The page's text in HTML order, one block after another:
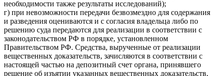
необходимости также результаты исследований);
г) при невозможности передачи безвозмездно для содержания
и разведения оцениваются и с согласия владельца либо по
решению суда передаются для реализации в соответствии с
законодательством РФ в порядке, установленном
Правительством РФ. Средства, вырученные от реализации
вещественных доказательств, зачисляются в соответствии с
настоящей частью на депозитный счет органа, принявшего
решение об изъятии указанных вещественных доказательств,